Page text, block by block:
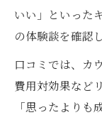
いい」といった
の体験談を確認
口コミでは、カ
費用対効果など
「思ったより